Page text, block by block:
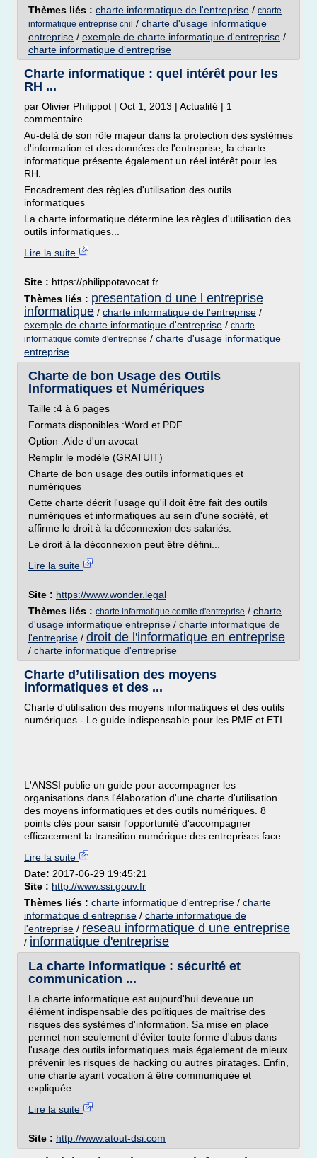
Thèmes liés : charte informatique de l'entreprise / charte
informatique entreprise cnil / charte d'usage informatique
entreprise / exemple de charte informatique d'entreprise /
charte informatique d'entreprise
Charte informatique : quel intérêt pour les
RH ...
par Olivier Philippot | Oct 1, 2013 | Actualité | 1
commentaire
Au-delà de son rôle majeur dans la protection des systèmes
d'information et des données de l'entreprise, la charte
informatique présente également un réel intérêt pour les
RH.
Encadrement des règles d'utilisation des outils
informatiques
La charte informatique détermine les règles d'utilisation des
outils informatiques...
Lire la suite
Site : https://philippotavocat.fr
Thèmes liés : presentation d une l entreprise
informatique / charte informatique de l'entreprise /
exemple de charte informatique d'entreprise / charte
informatique comite d'entreprise / charte d'usage informatique
entreprise
Charte de bon Usage des Outils
Informatiques et Numériques
Taille :4 à 6 pages
Formats disponibles :Word et PDF
Option :Aide d'un avocat
Remplir le modèle (GRATUIT)
Charte de bon usage des outils informatiques et
numériques
Cette charte décrit l'usage qu'il doit être fait des outils
numériques et informatiques au sein d'une société, et
affirme le droit à la déconnexion des salariés.
Le droit à la déconnexion peut être défini...
Lire la suite
Site : https://www.wonder.legal
Thèmes liés : charte informatique comite d'entreprise / charte
d'usage informatique entreprise / charte informatique de
l'entreprise / droit de l'informatique en entreprise
/ charte informatique d'entreprise
Charte d’utilisation des moyens
informatiques et des ...
Charte d'utilisation des moyens informatiques et des outils
numériques - Le guide indispensable pour les PME et ETI
L'ANSSI publie un guide pour accompagner les
organisations dans l'élaboration d'une charte d'utilisation
des moyens informatiques et des outils numériques. 8
points clés pour saisir l'opportunité d'accompagner
efficacement la transition numérique des entreprises face...
Lire la suite
Date: 2017-06-29 19:45:21
Site : http://www.ssi.gouv.fr
Thèmes liés : charte informatique d'entreprise / charte
informatique d entreprise / charte informatique de
l'entreprise / reseau informatique d une entreprise
/ informatique d'entreprise
La charte informatique : sécurité et
communication ...
La charte informatique est aujourd'hui devenue un
élément indispensable des politiques de maîtrise des
risques des systèmes d'information. Sa mise en place
permet non seulement d'éviter toute forme d'abus dans
l'usage des outils informatiques mais également de mieux
prévenir les risques de hacking ou autres piratages. Enfin,
une charte ayant vocation à être communiquée et
expliquée...
Lire la suite
Site : http://www.atout-dsi.com